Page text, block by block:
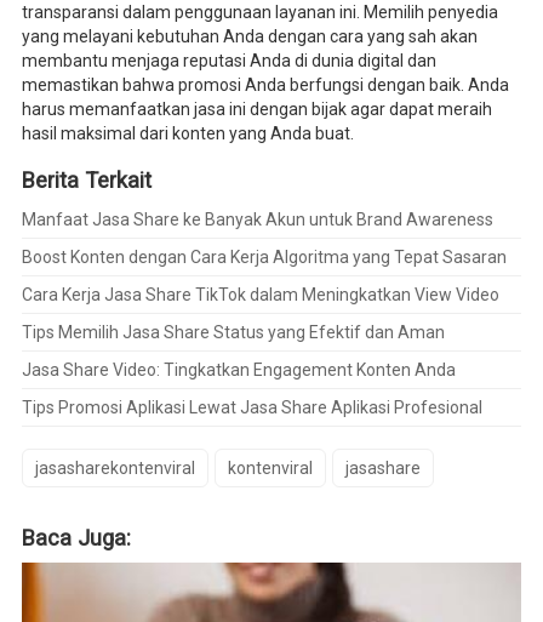
transparansi dalam penggunaan layanan ini. Memilih penyedia
yang melayani kebutuhan Anda dengan cara yang sah akan
membantu menjaga reputasi Anda di dunia digital dan
memastikan bahwa promosi Anda berfungsi dengan baik. Anda
harus memanfaatkan jasa ini dengan bijak agar dapat meraih
hasil maksimal dari konten yang Anda buat.
Berita Terkait
Manfaat Jasa Share ke Banyak Akun untuk Brand Awareness
Boost Konten dengan Cara Kerja Algoritma yang Tepat Sasaran
Cara Kerja Jasa Share TikTok dalam Meningkatkan View Video
Tips Memilih Jasa Share Status yang Efektif dan Aman
Jasa Share Video: Tingkatkan Engagement Konten Anda
Tips Promosi Aplikasi Lewat Jasa Share Aplikasi Profesional
jasasharekontenviral kontenviral jasashare
Baca Juga: